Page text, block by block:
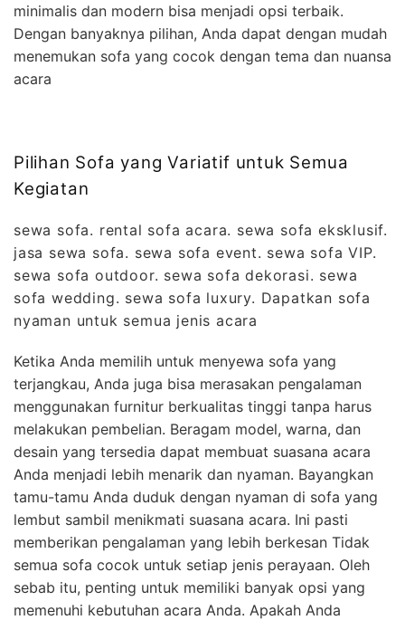
minimalis dan modern bisa menjadi opsi terbaik.
Dengan banyaknya pilihan, Anda dapat dengan mudah
menemukan sofa yang cocok dengan tema dan nuansa
acara
Pilihan Sofa yang Variatif untuk Semua
Kegiatan
sewa sofa. rental sofa acara. sewa sofa eksklusif.
jasa sewa sofa. sewa sofa event. sewa sofa VIP.
sewa sofa outdoor. sewa sofa dekorasi. sewa
sofa wedding. sewa sofa luxury. Dapatkan sofa
nyaman untuk semua jenis acara
Ketika Anda memilih untuk menyewa sofa yang
terjangkau, Anda juga bisa merasakan pengalaman
menggunakan furnitur berkualitas tinggi tanpa harus
melakukan pembelian. Beragam model, warna, dan
desain yang tersedia dapat membuat suasana acara
Anda menjadi lebih menarik dan nyaman. Bayangkan
tamu-tamu Anda duduk dengan nyaman di sofa yang
lembut sambil menikmati suasana acara. Ini pasti
memberikan pengalaman yang lebih berkesan Tidak
semua sofa cocok untuk setiap jenis perayaan. Oleh
sebab itu, penting untuk memiliki banyak opsi yang
memenuhi kebutuhan acara Anda. Apakah Anda